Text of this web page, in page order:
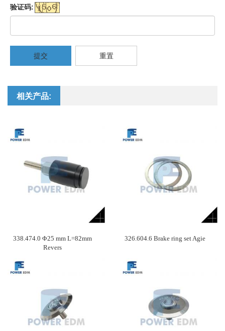
验证码:
提交 重置
相关产品:
338.474.0 Φ25 mm L=82mm
Revers
326.604.6 Brake ring set Agie